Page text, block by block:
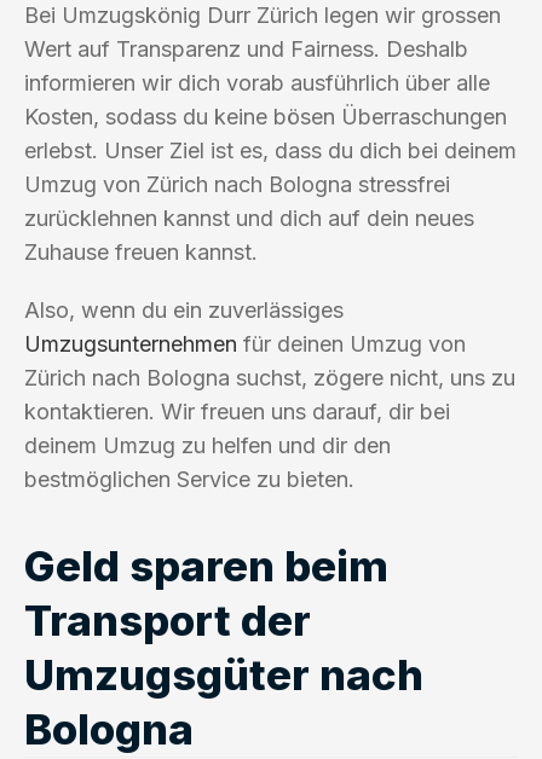
Bei Umzugskönig Durr Zürich legen wir grossen
Wert auf Transparenz und Fairness. Deshalb
informieren wir dich vorab ausführlich über alle
Kosten, sodass du keine bösen Überraschungen
erlebst. Unser Ziel ist es, dass du dich bei deinem
Umzug von Zürich nach Bologna stressfrei
zurücklehnen kannst und dich auf dein neues
Zuhause freuen kannst.
Also, wenn du ein zuverlässiges
Umzugsunternehmen für deinen Umzug von
Zürich nach Bologna suchst, zögere nicht, uns zu
kontaktieren. Wir freuen uns darauf, dir bei
deinem Umzug zu helfen und dir den
bestmöglichen Service zu bieten.
Geld sparen beim
Transport der
Umzugsgüter nach
Bologna